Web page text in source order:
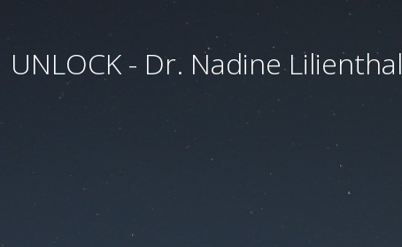
UNLOCK - Dr. Nadine Lilienthal